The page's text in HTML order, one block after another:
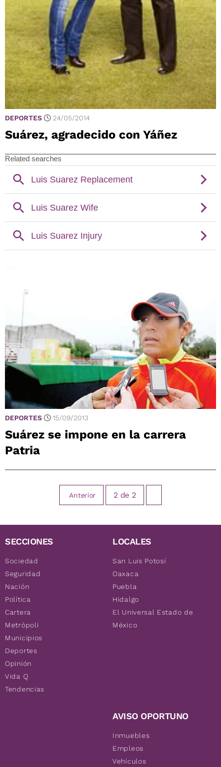
DEPORTES 24/05/2014
Suárez, agradecido con Yáñez
DEPORTES 15/09/2013
Suárez se impone en la carrera
Patria
Anterior 2de 2
SECCIONES
Sociedad
Seguridad
Nación
Política
Cartera
Metrópoli
Municipios
Deportes
Opinión
Vida Q
Tendencias
LOCALES
San Luis Potosí
Oaxaca
Puebla
Hidalgo
El Universal Estado de
México
AVISO OPORTUNO
Inmuebles
Empleos
Vehículos